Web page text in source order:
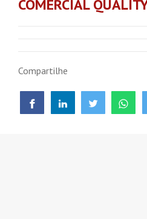
COMERCIAL
Compartilhe